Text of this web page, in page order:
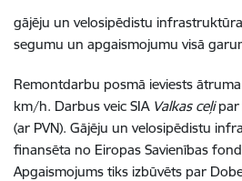
gājēju un velosipēdistu
segumu un apgaismojumu visā
Remontdarbu posmā ieviests
km/h. Darbus veic SIA Valkas ceļi
(ar PVN). Gājēju un velosipēdistu
finansēta no Eiropas Savienības
Apgaismojums tiks izbūvēts par